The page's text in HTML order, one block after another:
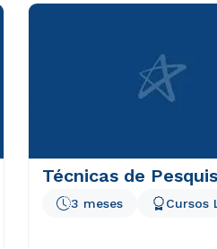
Técnicas de
3 meses Cursos
sejam utilizados para o
do Sul.
sejam utilizados para o
do Sul.